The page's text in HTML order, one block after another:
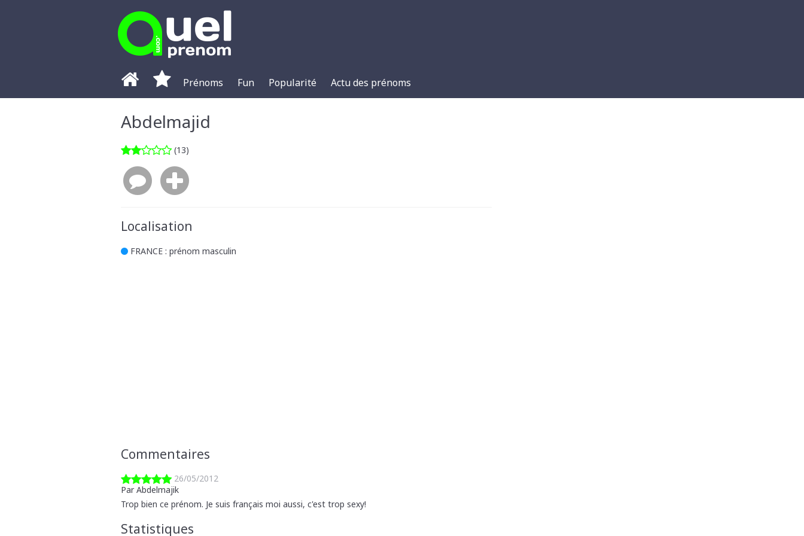
Prénoms Fun Popularité Actu des prénoms
Abdelmajid
(13)
Localisation
FRANCE : prénom masculin
Commentaires
26/05/2012
Par Abdelmajik
Trop bien ce prénom. Je suis français moi aussi, c'est trop sexy!
Statistiques